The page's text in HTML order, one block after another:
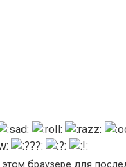
браузере для